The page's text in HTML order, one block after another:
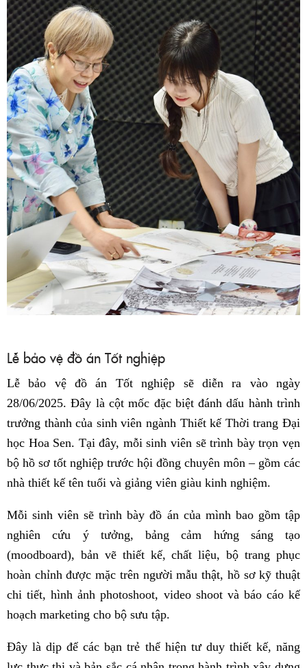
Lễ bảo vệ đồ án Tốt nghiệp
Lễ bảo vệ đồ án Tốt nghiệp sẽ diễn ra vào ngày
28/06/2025. Đây là cột mốc đặc biệt đánh dấu hành trình
trưởng thành của sinh viên ngành Thiết kế Thời trang Đại
học Hoa Sen. Tại đây, mỗi sinh viên sẽ trình bày trọn vẹn
bộ hồ sơ tốt nghiệp trước hội đồng chuyên môn – gồm các
nhà thiết kế tên tuổi và giảng viên giàu kinh nghiệm.
Mỗi sinh viên sẽ trình bày đồ án của mình bao gồm tập
nghiên cứu ý tưởng, bảng cảm hứng sáng tạo
(moodboard), bản vẽ thiết kế, chất liệu, bộ trang phục
hoàn chỉnh được mặc trên người mẫu thật, hồ sơ kỹ thuật
chi tiết, hình ảnh photoshoot, video shoot và báo cáo kế
hoạch marketing cho bộ sưu tập.
Đây là dịp để các bạn trẻ thể hiện tư duy thiết kế, năng